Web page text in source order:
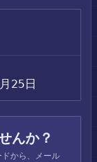
25日
んか？
ドから、メール